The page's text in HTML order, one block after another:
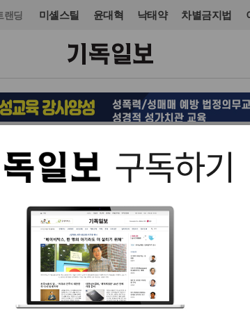
랜딩 미셸스틸 윤대혁 낙태약 차별금지법
교단/단체 교단 입력 2025. 08. 08 12:13